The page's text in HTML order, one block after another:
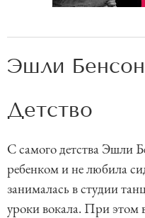
Эшли
Детство
С самого детства Эшли
ребенком и не любила
занималась в студии
уроки вокала. При этом